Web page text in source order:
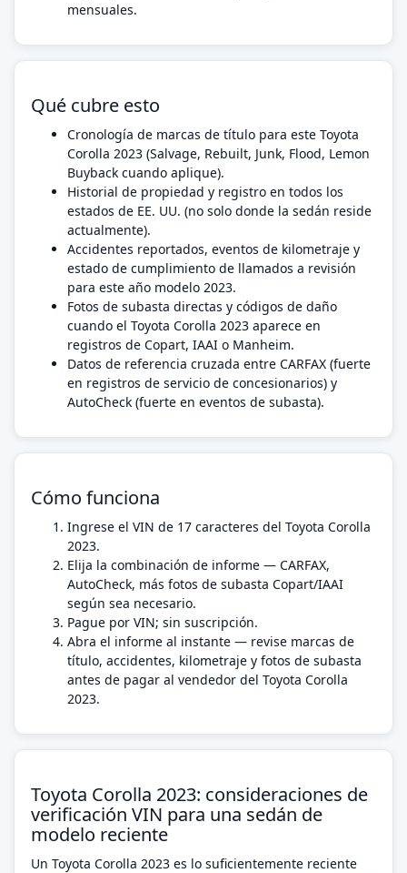
mensuales.
Qué cubre esto
Cronología de marcas de título para este Toyota
Corolla 2023 (Salvage, Rebuilt, Junk, Flood, Lemon
Buyback cuando aplique).
Historial de propiedad y registro en todos los
estados de EE. UU. (no solo donde la sedán reside
actualmente).
Accidentes reportados, eventos de kilometraje y
estado de cumplimiento de llamados a revisión
para este año modelo 2023.
Fotos de subasta directas y códigos de daño
cuando el Toyota Corolla 2023 aparece en
registros de Copart, IAAI o Manheim.
Datos de referencia cruzada entre CARFAX (fuerte
en registros de servicio de concesionarios) y
AutoCheck (fuerte en eventos de subasta).
Cómo funciona
Ingrese el VIN de 17 caracteres del Toyota Corolla
2023.
Elija la combinación de informe — CARFAX,
AutoCheck, más fotos de subasta Copart/IAAI
según sea necesario.
Pague por VIN; sin suscripción.
Abra el informe al instante — revise marcas de
título, accidentes, kilometraje y fotos de subasta
antes de pagar al vendedor del Toyota Corolla
2023.
Toyota Corolla 2023: consideraciones de
verificación VIN para una sedán de
modelo reciente
Un Toyota Corolla 2023 es lo suficientemente reciente